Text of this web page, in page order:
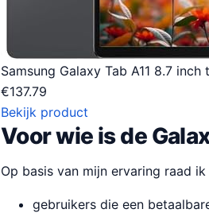
Samsung Galaxy Tab A11 8.7
€137.79
Bekijk product
Voor wie is de
Op basis van mijn ervaring raad
gebruikers die een